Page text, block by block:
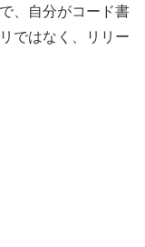
、自分がコード書
ではなく、リリー